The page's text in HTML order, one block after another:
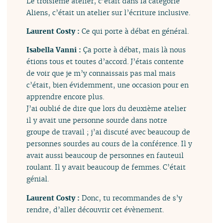
Aliens, c’était un atelier sur l’écriture inclusive.
Laurent Costy :Ce qui porte à débat en général.
Isabella Vanni :Ça porte à débat, mais là nous
étions tous et toutes d’accord. J’étais contente
de voir que je m’y connaissais pas mal mais
c’était, bien évidemment, une occasion pour en
apprendre encore plus.
J’ai oublié de dire que lors du deuxième atelier
il y avait une personne sourde dans notre
groupe de travail ; j’ai discuté avec beaucoup de
personnes sourdes au cours de la conférence. Il y
avait aussi beaucoup de personnes en fauteuil
roulant. Il y avait beaucoup de femmes. C’était
génial.
Laurent Costy :Donc, tu recommandes de s’y
rendre, d’aller découvrir cet évènement.